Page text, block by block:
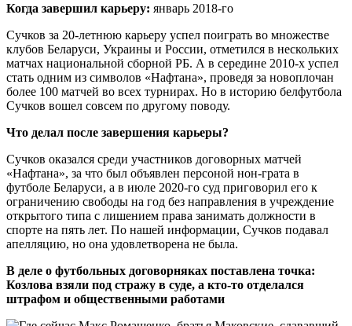
Когда завершил карьеру: январь 2018-го
Сучков за 20-летнюю карьеру успел поиграть во множестве
клубов Беларуси, Украины и России, отметился в нескольких
матчах национальной сборной РБ. А в середине 2010-х успел
стать одним из символов «Нафтана», проведя за новоплочан
более 100 матчей во всех турнирах. Но в историю белфутбола
Сучков вошел совсем по другому поводу.
Что делал после завершения карьеры?
Сучков оказался среди участников договорных матчей
«Нафтана», за что был объявлен персоной нон-грата в
футболе Беларуси, а в июле 2020-го суд приговорил его к
ограничению свободы на год без направления в учреждение
открытого типа с лишением права занимать должности в
спорте на пять лет. По нашей информации, Сучков подавал
апелляцию, но она удовлетворена не была.
В деле о футбольных договорняках поставлена точка:
Козлова взяли под стражу в суде, а кто-то отделался
штрафом и общественными работами